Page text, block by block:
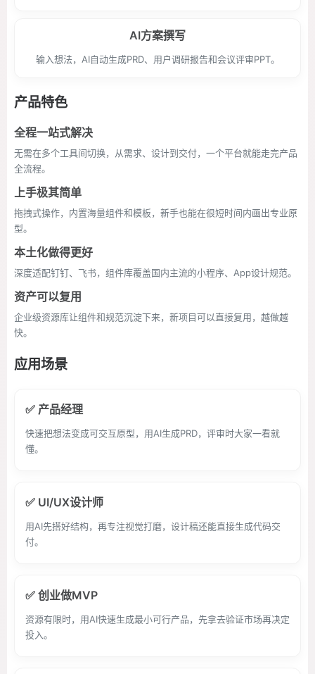
AI方案撰写
输入想法，AI自动生成PRD、用户调研报告和会议评审PPT。
产品特色
全程一站式解决
无需在多个工具间切换，从需求、设计到交付，一个平台就能走完产品
全流程。
上手极其简单
拖拽式操作，内置海量组件和模板，新手也能在很短时间内画出专业原
型。
本土化做得更好
深度适配钉钉、飞书，组件库覆盖国内主流的小程序、App设计规范。
资产可以复用
企业级资源库让组件和规范沉淀下来，新项目可以直接复用，越做越
快。
应用场景
✅ 产品经理
快速把想法变成可交互原型，用AI生成PRD，评审时大家一看就
懂。
✅ UI/UX设计师
用AI先搭好结构，再专注视觉打磨，设计稿还能直接生成代码交
付。
✅ 创业做MVP
资源有限时，用AI快速生成最小可行产品，先拿去验证市场再决定
投入。